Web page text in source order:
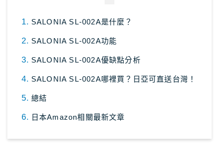
SALONIA SL-002A是什麼？
SALONIA SL-002A功能
SALONIA SL-002A優缺點分析
SALONIA SL-002A哪裡買？日亞可直送台灣！
總結
日本Amazon相關最新文章